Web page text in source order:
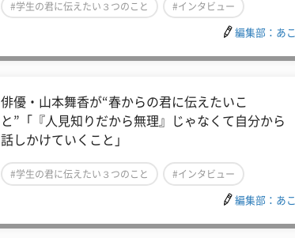
#学生の君に伝えたい３つのこと #インタビュー
編集部：あこ
俳優・山本舞香が“春からの君に伝えたいこ
と”「『人見知りだから無理』じゃなくて自分から
話しかけていくこと」
#学生の君に伝えたい３つのこと #インタビュー
編集部：あこ